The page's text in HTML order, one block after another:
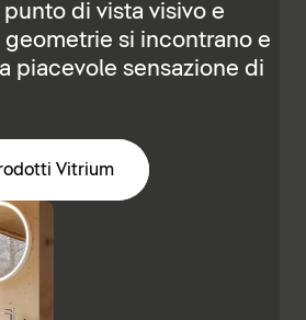
di vista visivo e
si incontrano e
piacevole sensazione di
Vitrium